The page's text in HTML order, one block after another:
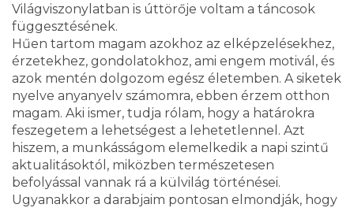
Világviszonylatban is úttörője voltam a táncosok
függesztésének.
Hűen tartom magam azokhoz az elképzelésekhez,
érzetekhez, gondolatokhoz, ami engem motivál, és
azok mentén dolgozom egész életemben. A siketek
nyelve anyanyelv számomra, ebben érzem otthon
magam. Aki ismer, tudja rólam, hogy a határokra
feszegetem a lehetségest a lehetetlennel. Azt
hiszem, a munkásságom elemelkedik a napi szintű
aktualitásoktól, miközben természetesen
befolyással vannak rá a külvilág történései.
Ugyanakkor a darabjaim pontosan elmondják, hogy